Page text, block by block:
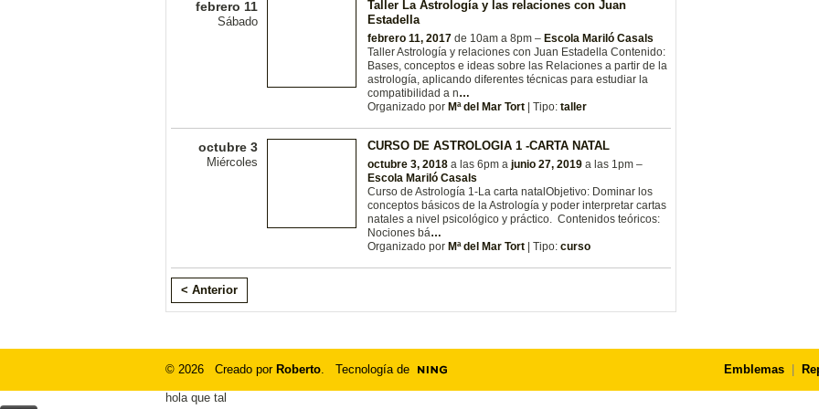
febrero 11
Sábado
Taller La Astrología y las relaciones con Juan
Estadella
febrero 11, 2017 de 10am a 8pm – Escola Mariló Casals
Taller Astrología y relaciones con Juan Estadella Contenido:
Bases, conceptos e ideas sobre las Relaciones a partir de la
astrología, aplicando diferentes técnicas para estudiar la
compatibilidad a n…
Organizado por Mª del Mar Tort | Tipo: taller
octubre 3
Miércoles
CURSO DE ASTROLOGIA 1 -CARTA NATAL
octubre 3, 2018 a las 6pm a junio 27, 2019 a las 1pm –
Escola Mariló Casals
Curso de Astrología 1-La carta natal ​Objetivo: Dominar los
conceptos básicos de la Astrología y poder interpretar cartas
natales a nivel psicológico y práctico. Contenidos teóricos:
Nociones bá…
Organizado por Mª del Mar Tort | Tipo: curso
< Anterior
© 2026 Creado por Roberto. Tecnología de Emblemas
hola que tal